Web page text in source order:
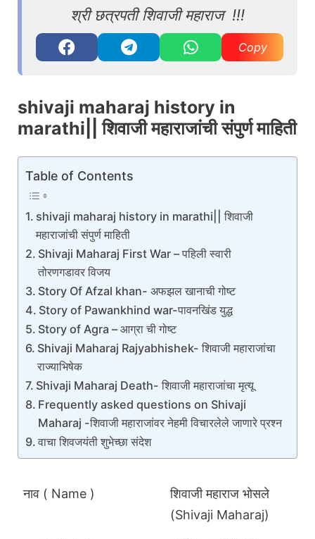
श्री छत्रपती शिवाजी महाराज !!!
Copy
shivaji maharaj history in
marathi|| शिवाजी महाराजांची संपुर्ण माहिती
Table of Contents
shivaji maharaj history in marathi|| शिवाजी
महाराजांची संपुर्ण माहिती
Shivaji Maharaj First War – पहिली स्वारी
तोरणगडावर विजय
Story Of Afzal khan- अफझल खानाची गोष्ट
Story of Pawankhind war-पावनखिंड युद्ध
Story of Agra – आग्रा ची गोष्ट
Shivaji Maharaj Rajyabhishek- शिवाजी महाराजांचा
राज्याभिषेक
Shivaji Maharaj Death- शिवाजी महाराजांचा मृत्यू
Frequently asked questions on Shivaji
Maharaj -शिवाजी महाराजांवर नेहमी विचारलेले जाणारे प्रश्न
वाचा शिवजयंती शुभेच्छा संदेश
नाव ( Name )
शिवाजी महाराज भोसले
(Shivaji Maharaj)